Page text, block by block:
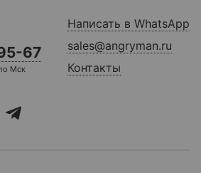
67
Мск
Написать в WhatsApp
sales@angryman.ru
Контакты